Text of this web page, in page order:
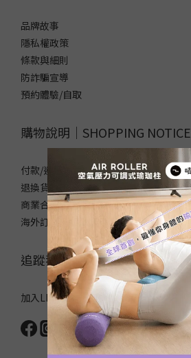
品牌故事
隱私權政策
條款與細則
防詐騙宣導
預約體驗/自取
購物說明｜SHOPPING NOTICE
付款/運送方式
退換貨政策
商業合作/企業採購
海外訂購須知/常見問題
追蹤我們｜FOLLOW US
加入LINE官方帳號，領取50元優惠碼！